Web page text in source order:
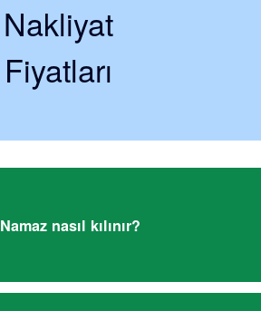
Nakliyat
Fiyatları
Namaz nasıl kılınır?